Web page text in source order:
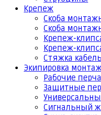
Крепеж
Скоба
Скоба
Крепеж-
Крепеж-
Стяжка
Экипировка
Рабочие
Защитные
Сигнальный